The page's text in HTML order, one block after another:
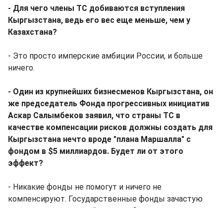
- Для чего члены ТС добиваются вступления
Кыргызстана, ведь его вес еще меньше, чем у
Казахстана?
- Это просто имперские амбиции России, и больше
ничего.
- Один из крупнейших бизнесменов Кыргызстана, он
же председатель Фонда прогрессивных инициатив
Аскар Салымбеков заявил, что страны ТС в
качестве компенсации рисков должны создать для
Кыргызстана нечто вроде "плана Маршалла" с
фондом в $5 миллиардов. Будет ли от этого
эффект?
- Никакие фонды не помогут и ничего не
компенсируют. Государственные фонды зачастую